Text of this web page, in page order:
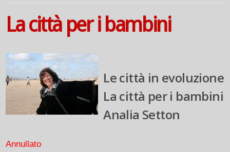
La città per i bambini
Le città in evoluzione
La città per i bambini
Analia Setton
Annullato